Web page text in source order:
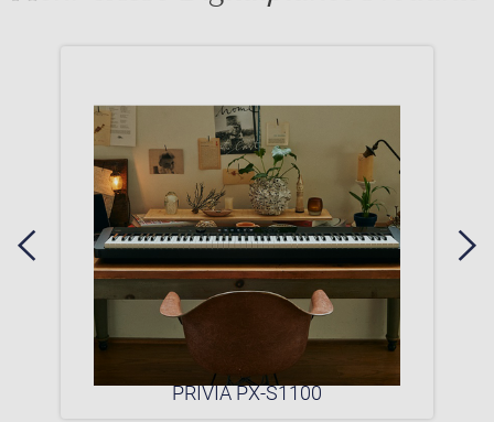
PRIVIA PX-S1100